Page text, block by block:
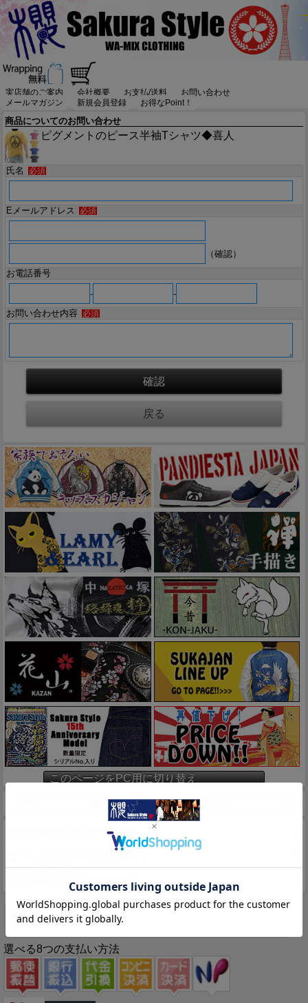
実店舗のご案内 会社概要 お支払/送料
お問い合わせ
メールマガジン
新規会員登録 お得なPoint！
商品についてのお問い合わせ
ピグメントのピース半袖Tシャツ◆喜人
氏名 必須
Eメールアドレス 必須
（確認）
お電話番号
-
-
お問い合わせ内容
必須
このページをPC用に切り替え
マイページ
特定商取引法に基づく表示
選べる8つの支払い方法